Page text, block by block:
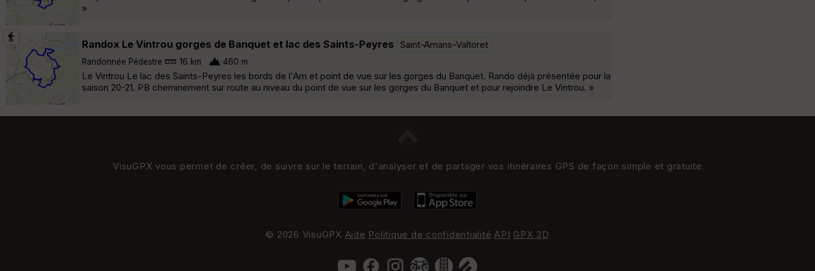
»
Randox Le Vintrou gorges de Banquet et lac des Saints-Peyres Saint-Amans-Valtoret
Randonnée Pédestre 16 km 460 m
Le Vintrou Le lac des Saints-Peyres les bords de l'Arn et point de vue sur les gorges du Banquet. Rando déjà présentée pour la
saison 20-21. PB cheminement sur route au niveau du point de vue sur les gorges du Banquet et pour rejoindre Le Vintrou. »
VisuGPX vous permet de créer, de suivre sur le terrain, d'analyser et de partager vos itinéraires GPS de façon simple et gratuite
© 2026 VisuGPX Aide Politique de confidentialité API GPX 3D